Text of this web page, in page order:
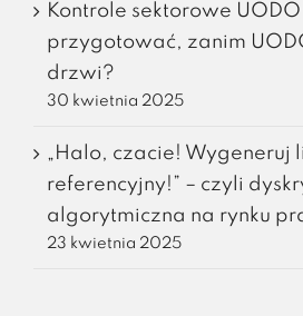
Kontrole sektorowe
przygotować, zanim
drzwi?
30 kwietnia 2025
„Halo, czacie! Wygeneruj
referencyjny!” – czyli
algorytmiczna na rynku
23 kwietnia 2025